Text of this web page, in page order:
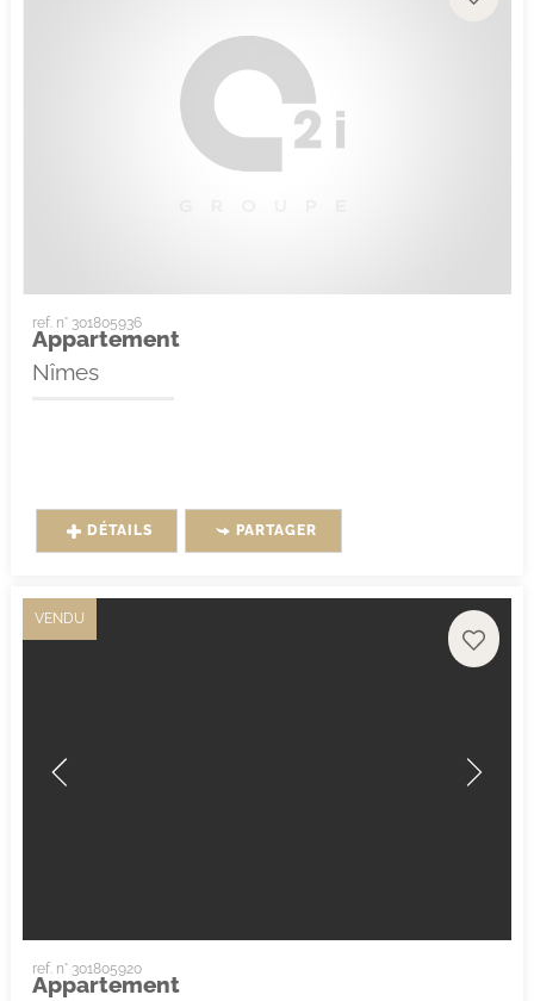
ref. n° 301805936
Appartement
Nîmes
DÉTAILS PARTAGER
VENDU
ref. n° 301805920
Appartement